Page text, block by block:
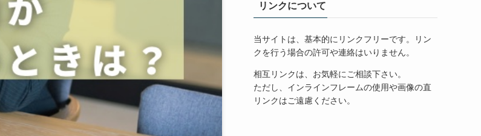
リンクについて
当サイトは、基本的にリンクフリーです。リン
クを行う場合の許可や連絡はいりません。
相互リンクは、お気軽にご相談下さい。
ただし、インラインフレームの使用や画像の直
リンクはご遠慮ください。